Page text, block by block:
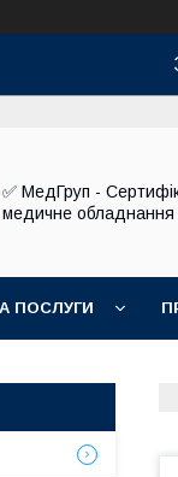
✅ МедГруп -
медичне обладнання
ПОСЛУГИ